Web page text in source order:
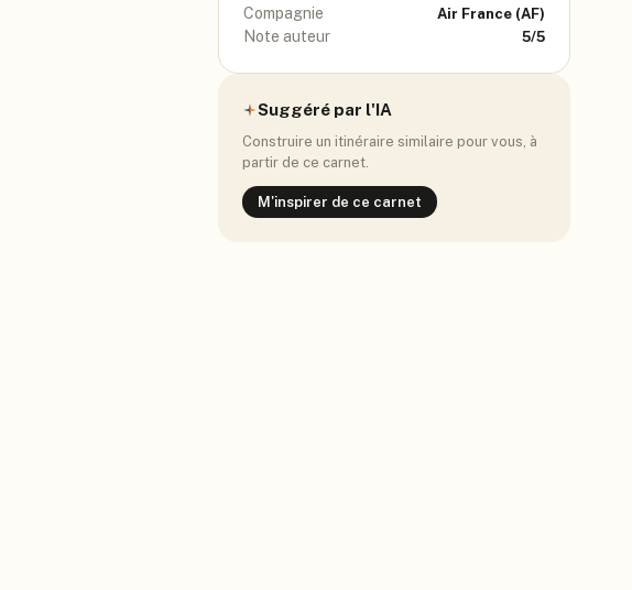
Compagnie Air France (AF)
Note auteur 5/5
Suggéré par l'IA
Construire un itinéraire similaire pour vous, à
partir de ce carnet.
M'inspirer de ce carnet